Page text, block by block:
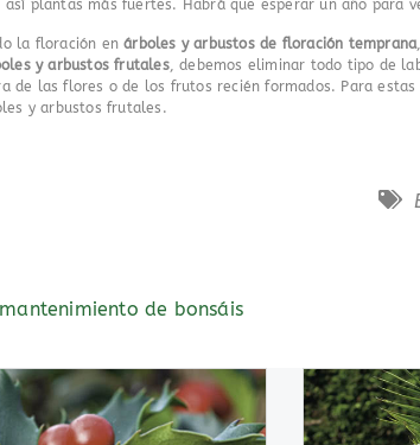
así plantas más fuertes. Habrá que esperar un año para
la floración enárboles y arbustos de floración temprana
y arbustos frutales, debemos eliminar todo tipo de
de las flores o de los frutos recién formados. Para
y arbustos frutales.
de bonsáis